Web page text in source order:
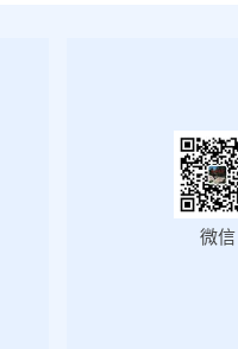
微信